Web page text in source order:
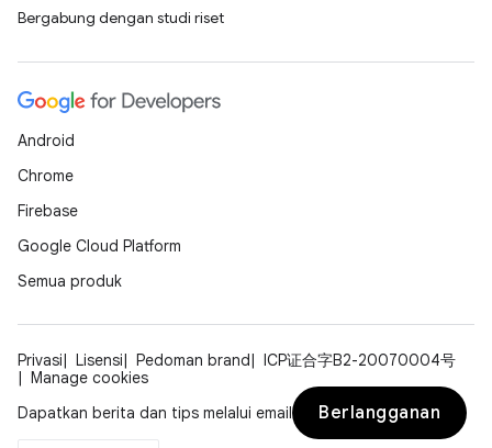
Bergabung dengan studi riset
Android
Chrome
Firebase
Google Cloud Platform
Semua produk
Privasi Lisensi Pedoman brand
ICP证合字B2-20070004号
Manage cookies
Dapatkan berita dan tips melalui email
Berlangganan